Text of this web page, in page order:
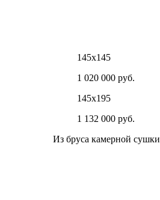
145х145
1 020 000 руб.
145х195
1 132 000 руб.
Из бруса камерной сушки